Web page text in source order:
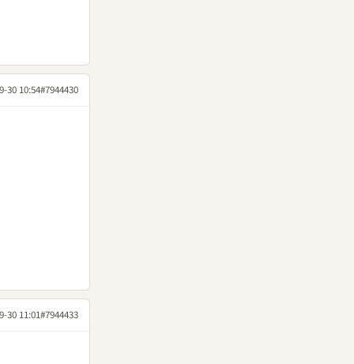
30 10:54#7944430
30 11:01#7944433